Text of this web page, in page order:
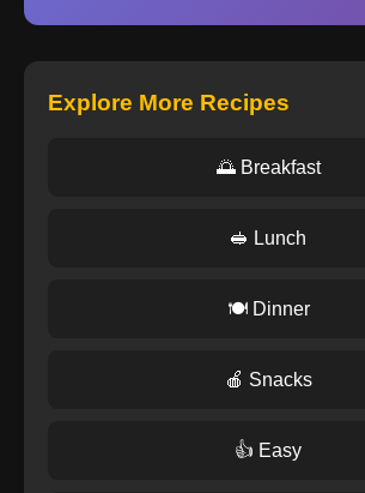
Explore More Recipes
🌅 Breakfast
🥪 Lunch
🍽️ Dinner
🍎 Snacks
👍 Easy